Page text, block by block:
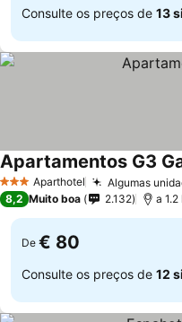
Consulte os preços de 13
3 EstrelasAparthotel Algumas
Apartamentos G3
8,2 Muito boa 2.132 a
De € 80
Consulte os preços de 12